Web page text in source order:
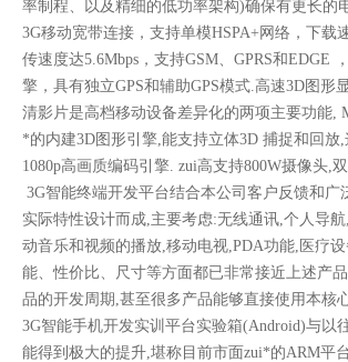
率制程、以及精细的低功率架构)确保有更长的
3G移动宽带连接，支持单模HSPA+网络，下载
传速度达5.6Mbps，支持GSM、GPRS和EDGE
擎，具有独立GPS和辅助GPS模式.高速3D图形
清影片是高档移动设备差异化的两项主要功能,
*的内建3D图形引擎,能支持立体3D 捕捉和回放
1080p高画质编码引擎. zui高支持800W摄像头,
3G智能终端开发平台结合本公司客户反馈和广
实际特性设计而成,主要考虑:无线通讯,个人导
动音乐和视频的播放,移动电视,PDA功能,医疗
能、性价比、尺寸等方面都已非常接近上述产
品的开发周期,甚至很多产品能够直接使用本核
3G智能手机开发实训平台实验箱(Android)与以
能得到极大的提升,堪称目前市面zui*的ARM平